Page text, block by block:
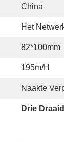
China
Het
82*100mm
195m/h
Naakte
Drie